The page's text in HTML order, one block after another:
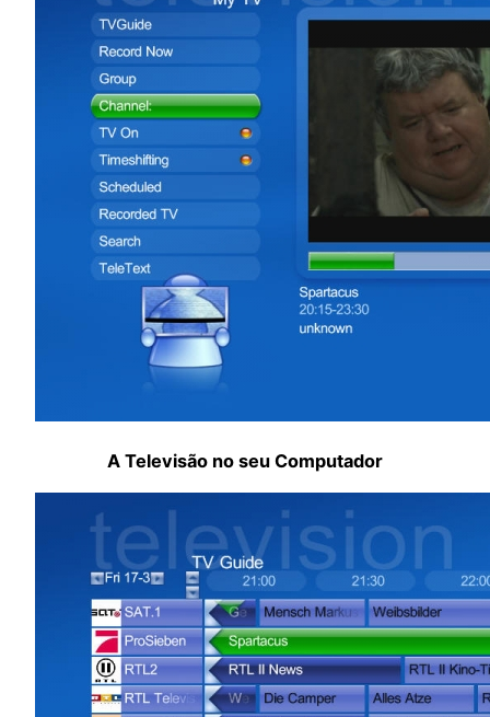
A Televisão no seu Computador